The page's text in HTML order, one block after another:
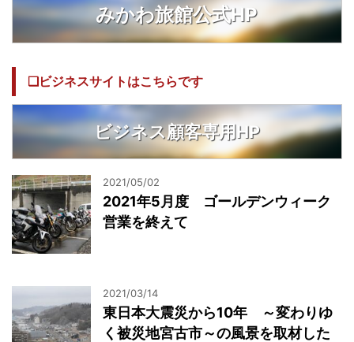
みかわ旅館公式HP
❏ビジネスサイトはこちらです
ビジネス顧客専用HP
2021/05/02
2021年5月度 ゴールデンウィーク
営業を終えて
2021/03/14
東日本大震災から10年 ～変わりゆ
く被災地宮古市～の風景を取材した